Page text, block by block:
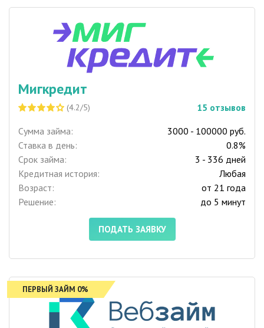
Мигкредит
(4.2/5) 15 отзывов
Сумма займа:
3000 - 100000 руб.
Ставка в день:
0.8%
Срок займа:
3 - 336 дней
Кредитная история:
Любая
Возраст:
от 21 года
Решение:
до 5 минут
ПОДАТЬ ЗАЯВКУ
ПЕРВЫЙ ЗАЙМ 0%